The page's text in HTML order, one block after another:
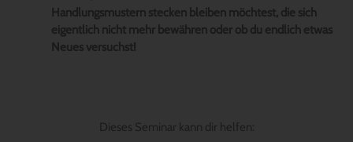
Handlungsmustern stecken bleiben möchtest, die sich
eigentlich nicht mehr bewähren oder ob du endlich etwas
Neues versuchst!
Dieses Seminar kann dir helfen: